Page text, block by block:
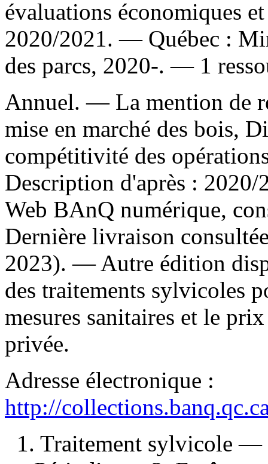
évaluations économiques
2020/2021. — Québec :
des parcs, 2020-. — 1
Annuel. — La mention de
mise en marché des bois,
compétitivité des
Description d'après :
Web BAnQ numérique,
Dernière livraison
2023). —Autre édition
des traitements sylvicoles
mesures sanitaires et le
privée.
Adresse électronique :
http://
1. Traitement sylvicole —